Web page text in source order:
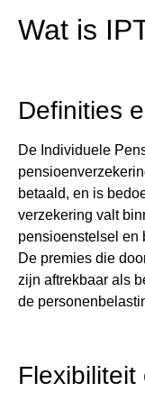
Wat is
Definities
De Individuele
betaald, en is
verzekering valt
pensioenstelsel en
De premies die
zijn aftrekbaar als
de
Flexibiliteit